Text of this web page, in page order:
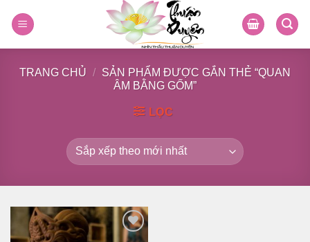
TRANG CHỦ / SẢN PHẨM ĐƯỢC GẮN THẺ “QUAN
ÂM BẰNG GỐM”
LỌC